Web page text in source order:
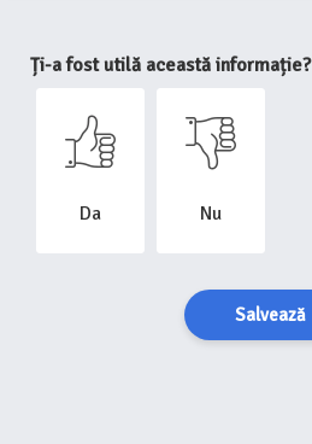
Ți-a fost utilă această informație?
Da Nu
Salvează